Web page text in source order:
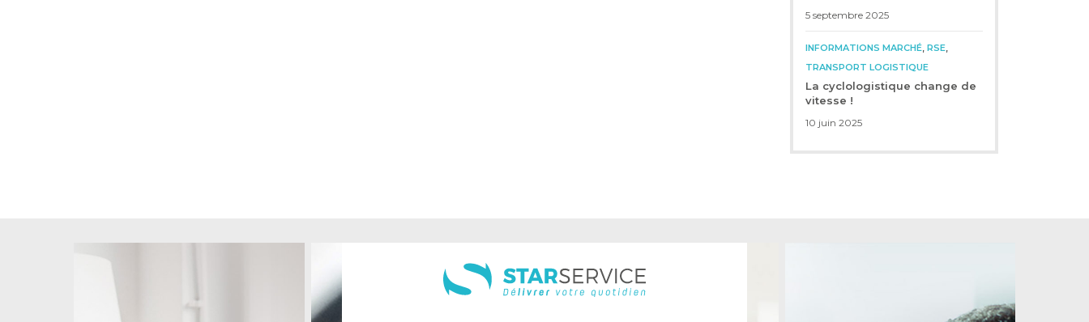
5 septembre 2025
INFORMATIONS MARCHÉ, RSE,
TRANSPORT LOGISTIQUE
La cyclologistique change de
vitesse !
10 juin 2025